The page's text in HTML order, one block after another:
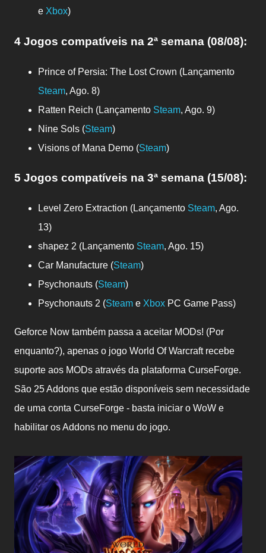
e Xbox)
4 Jogos compatíveis na 2ª semana (08/08):
Prince of Persia: The Lost Crown (Lançamento
Steam, Ago. 8)
Ratten Reich (Lançamento Steam, Ago. 9)
Nine Sols (Steam)
Visions of Mana Demo (Steam)
5 Jogos compatíveis na 3ª semana (15/08):
Level Zero Extraction (Lançamento Steam, Ago.
13)
shapez 2 (Lançamento Steam, Ago. 15)
Car Manufacture (Steam)
Psychonauts (Steam)
Psychonauts 2 (Steam e Xbox PC Game Pass)
Geforce Now também passa a aceitar MODs! (Por
enquanto?), apenas o jogo World Of Warcraft recebe
suporte aos MODs através da plataforma CurseForge.
São 25 Addons que estão disponíveis sem necessidade
de uma conta CurseForge - basta iniciar o WoW e
habilitar os Addons no menu do jogo.